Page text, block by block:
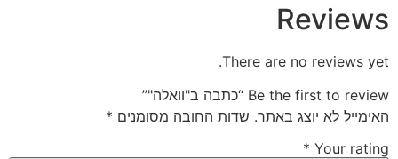
Reviews
There are no reviews yet.
Be the first to review “כתבה ב"וואלה"”
האימייל לא יוצג באתר. שדות החובה מסומנים *
Your rating
*